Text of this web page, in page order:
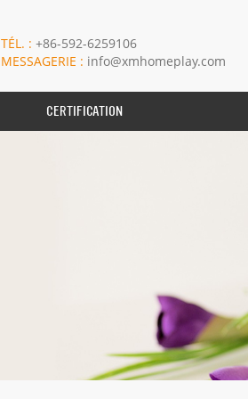
TÉL. : +86-592-6259106
MESSAGERIE : info@xmhomeplay.com
CERTIFICATION